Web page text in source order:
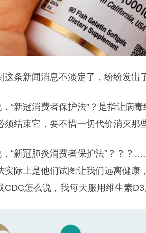
这条新闻消息不淡定了，纷纷发出
，“新冠消费者保护法”？是指让病
须结束它，要不惜一切代价消灭那
，“新冠肺炎消费者保护法”？？
实际上是他们试图让我们远离健康
怎么说，我每天服用维生素D3